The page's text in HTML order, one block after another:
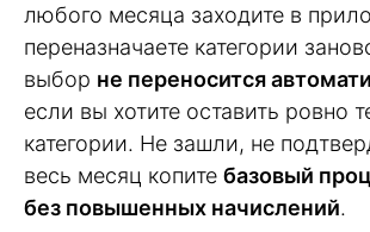
любого месяца заходите в
переназначаете категории
выбор не переносится
если вы хотите оставить ровно
категории. Не зашли, не
весь месяц копите базовый
без повышенных начислений.